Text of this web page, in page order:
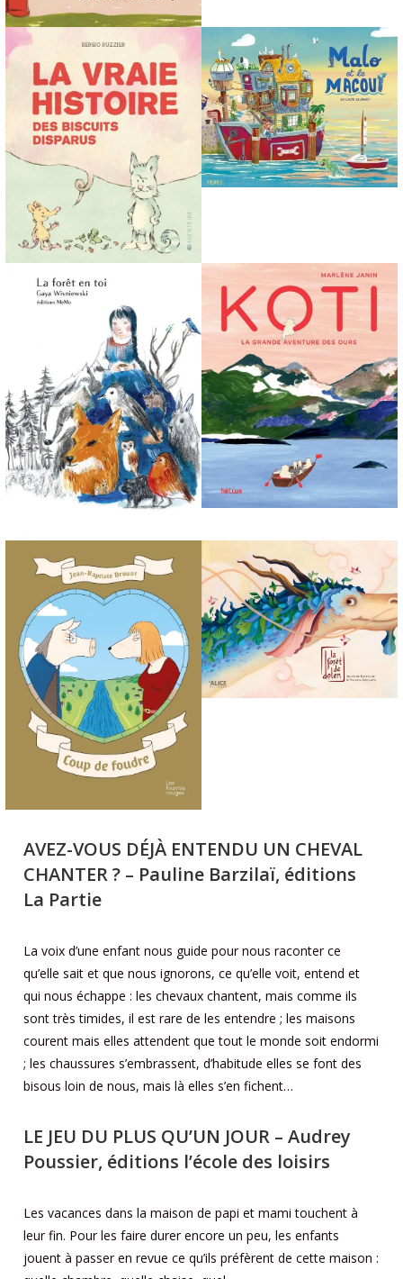
AVEZ-VOUS DÉJÀ ENTENDU UN CHEVAL
CHANTER ? – Pauline Barzilaï, éditions
La Partie
La voix d’une enfant nous guide pour nous raconter ce
qu’elle sait et que nous ignorons, ce qu’elle voit, entend et
qui nous échappe : les chevaux chantent, mais comme ils
sont très timides, il est rare de les entendre ; les maisons
courent mais elles attendent que tout le monde soit endormi
; les chaussures s’embrassent, d’habitude elles se font des
bisous loin de nous, mais là elles s’en fichent…
LE JEU DU PLUS QU’UN JOUR – Audrey
Poussier, éditions l’école des loisirs
Les vacances dans la maison de papi et mami touchent à
leur fin. Pour les faire durer encore un peu, les enfants
jouent à passer en revue ce qu’ils préfèrent de cette maison :